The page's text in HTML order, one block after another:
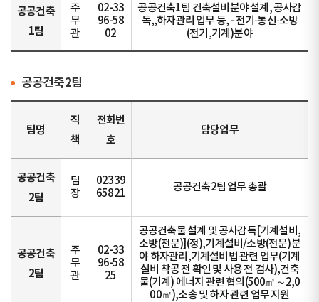
공공건축
1팀
주
무
관
02-33
96-58
02
공공건축1팀 건축설비분야 설계, 공사감
독,,하자관리 업무 등, - 전기·통신·소방
(전기,기계)분야
공공건축2팀
팀명
직
책
전화번
호
담당업무
공공건축
2팀
팀
장
02339
65821
공공건축2팀 업무 총괄
공공건축
2팀
주
무
관
02-33
96-58
25
공공건축물 설계 및 공사감독[기계설비,
소방(전문)](정),기계설비/소방(전문)분
야 하자관리,기계설비법 관련 업무(기계
설비 착공 전 확인 및 사용 전 검사),건축
물(기계) 에너지 관련 협의(500㎡～2,0
00㎡),소송 및 하자 관련 업무 지원